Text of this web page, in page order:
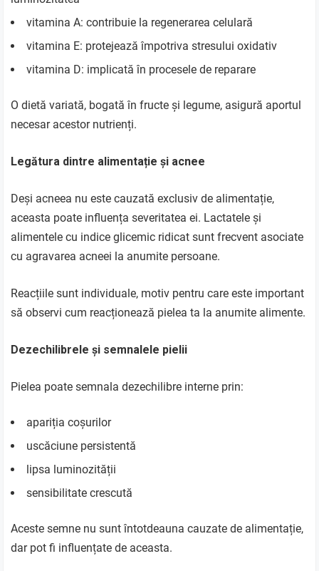
vitamina A: contribuie la regenerarea celulară
vitamina E: protejează împotriva stresului oxidativ
vitamina D: implicată în procesele de reparare
O dietă variată, bogată în fructe și legume, asigură aportul
necesar acestor nutrienți.
Legătura dintre alimentație și acnee
Deși acneea nu este cauzată exclusiv de alimentație,
aceasta poate influența severitatea ei. Lactatele și
alimentele cu indice glicemic ridicat sunt frecvent asociate
cu agravarea acneei la anumite persoane.
Reacțiile sunt individuale, motiv pentru care este important
să observi cum reacționează pielea ta la anumite alimente.
Dezechilibrele și semnalele pielii
Pielea poate semnala dezechilibre interne prin:
apariția coșurilor
uscăciune persistentă
lipsa luminozității
sensibilitate crescută
Aceste semne nu sunt întotdeauna cauzate de alimentație,
dar pot fi influențate de aceasta.